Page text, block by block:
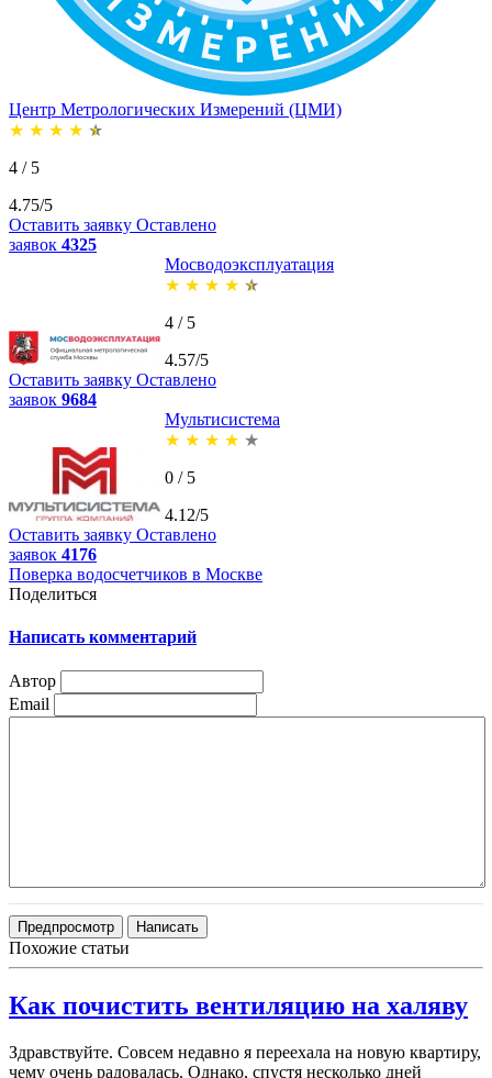
Центр Метрологических Измерений (ЦМИ)
★ ★ ★ ★ ★
4 / 5
4.75/5
Оставить заявку Оставлено
заявок 4325
Мосводоэксплуатация
★ ★ ★ ★ ★
4 / 5
4.57/5
Оставить заявку Оставлено
заявок 9684
Мультисистема
★ ★ ★ ★ ★
0 / 5
4.12/5
Оставить заявку Оставлено
заявок 4176
Поверка водосчетчиков в Москве
Поделиться
Написать комментарий
Автор
Email
Похожие статьи
Как почистить вентиляцию на халяву
Здравствуйте. Совсем недавно я переехала на новую квартиру,
чему очень радовалась. Однако, спустя несколько дней